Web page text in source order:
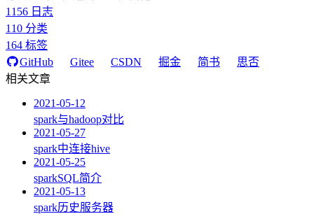
1156 日志
110 分类
164 标签
GitHub
Gitee CSDN 掘金 简书
思否
相关文章
2021-05-12
spark与hadoop对比
2021-05-27
spark中连接hive
2021-05-25
sparkSQL简介
2021-05-13
spark历史服务器